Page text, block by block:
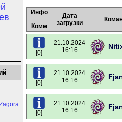
Инфо
Комм
Дата
загрузки
[0]
21.10.2024
16:16
[0]
21.10.2024
16:16
[0]
21.10.2024
16:16